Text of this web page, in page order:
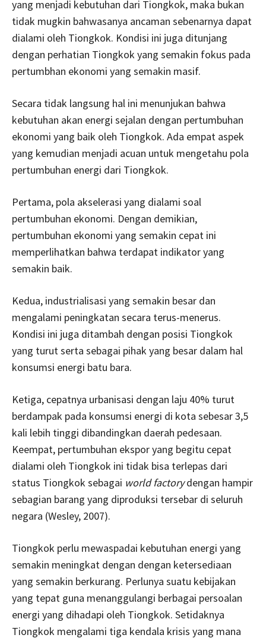
yang menjadi kebutuhan dari Tiongkok, maka bukan
tidak mugkin bahwasanya ancaman sebenarnya dapat
dialami oleh Tiongkok. Kondisi ini juga ditunjang
dengan perhatian Tiongkok yang semakin fokus pada
pertumbhan ekonomi yang semakin masif.
Secara tidak langsung hal ini menunjukan bahwa
kebutuhan akan energi sejalan dengan pertumbuhan
ekonomi yang baik oleh Tiongkok. Ada empat aspek
yang kemudian menjadi acuan untuk mengetahu pola
pertumbuhan energi dari Tiongkok.
Pertama, pola akselerasi yang dialami soal
pertumbuhan ekonomi. Dengan demikian,
pertumbuhan ekonomi yang semakin cepat ini
memperlihatkan bahwa terdapat indikator yang
semakin baik.
Kedua, industrialisasi yang semakin besar dan
mengalami peningkatan secara terus-menerus.
Kondisi ini juga ditambah dengan posisi Tiongkok
yang turut serta sebagai pihak yang besar dalam hal
konsumsi energi batu bara.
Ketiga, cepatnya urbanisasi dengan laju 40% turut
berdampak pada konsumsi energi di kota sebesar 3,5
kali lebih tinggi dibandingkan daerah pedesaan.
Keempat, pertumbuhan ekspor yang begitu cepat
dialami oleh Tiongkok ini tidak bisa terlepas dari
status Tiongkok sebagai world factorydengan hampir
sebagian barang yang diproduksi tersebar di seluruh
negara (Wesley, 2007).
Tiongkok perlu mewaspadai kebutuhan energi yang
semakin meningkat dengan dengan ketersediaan
yang semakin berkurang. Perlunya suatu kebijakan
yang tepat guna menanggulangi berbagai persoalan
energi yang dihadapi oleh Tiongkok. Setidaknya
Tiongkok mengalami tiga kendala krisis yang mana